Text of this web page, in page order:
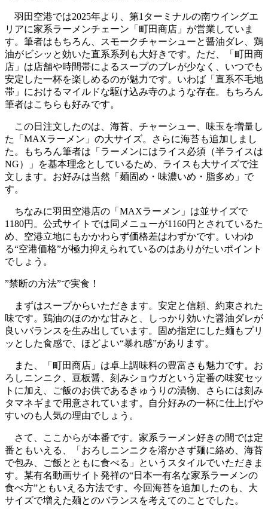
羽田空港では2025年より、第1ターミナルの南ウイングエ
リアに家系ラーメンチェーン「町田商店」が営業していま
す。筆者はもちろん、スモークチャーシューと醤油ダレ、鶏
油がビシッと効いた直系系列も大好きです。ただ、「町田商
店」は店舗や時間帯によるスープのブレが少なく、いつでも
安定した一杯を楽しめるのが魅力です。いわば「直系不毛地
帯」におけるマイルドな駆け込み寺のような存在。もちろん
筆者はこちらも好みです。
この日注文したのは、海苔、チャーシュー、味玉を増量し
た「MAXラーメン」の大サイズ。さらに海苔も追加しまし
た。もちろん筆者は「ラーメンにはライス必須（半ライスは
NG）」を基本理念としているため、ライスも大サイズで注
文します。お好みは当然「麺固め・味濃いめ・脂多め」で
す。
ちなみに羽田空港店の「MAXラーメン」は並サイズで
1180円。公式サイトでは同メニューが1160円とされているた
め、空港立地にもかかわらず価格差はわずかです。いわゆ
る“空港価格”が極力抑えられているのはありがたいポイント
でしょう。
”禁断の方法”で実食！
まずはスープからいただきます。安定と信頼、約束された
味です。鶏油のほのかな甘みと、しっかり効いた醤油ダレが
良いバランスを生み出しています。固め指定にした麺もプリ
ッとした食感で、ほどよい“暴れ感”があります。
また、「町田商店」は卓上調味料の豊富さも魅力です。お
ろしニンニク、豆板醤、刻みショウガという定番の味変セッ
トに加え、ご飯のお供であるきゅうりの漬物、さらには刻み
タマネギまで用意されています。自分好みの一杯に仕上げや
すいのも人気の理由でしょう。
さて、ここからが本番です。家系ラーメン好きの間では定
番ともいえる、「おろしニンニクを溶かさず麺に絡め、海苔
で包み、ご飯とともに食べる」というスタイルでいただきま
す。某有名動画サイト発祥の“日本一有名な家系ラーメンの
食べ方”ともいえる方法です。今回海苔を追加したのも、大
サイズで増えた麺とのバランスを考えてのことでした。